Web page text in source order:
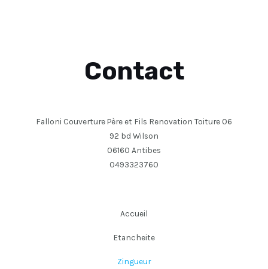
Contact
Falloni Couverture Père et Fils Renovation Toiture 06
92 bd Wilson
06160 Antibes
0493323760
Accueil
Etancheite
Zingueur